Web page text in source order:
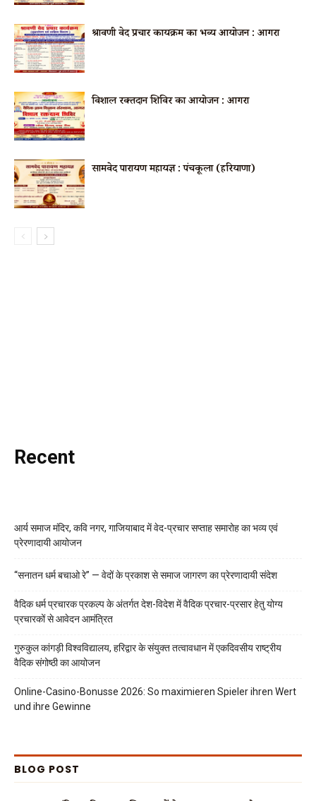
श्रावणी वेद प्रचार कार्यक्रम का भव्य आयोजन : आगरा
विशाल रक्तदान शिविर का आयोजन : आगरा
सामवेद पारायण महायज्ञ : पंचकूला (हरियाणा)
Recent
आर्य समाज मंदिर, कवि नगर, गाजियाबाद में वेद-प्रचार सप्ताह समारोह का भव्य एवं
प्रेरणादायी आयोजन
“सनातन धर्म बचाओ रे” — वेदों के प्रकाश से समाज जागरण का प्रेरणादायी संदेश
वैदिक धर्म प्रचारक प्रकल्प के अंतर्गत देश-विदेश में वैदिक प्रचार-प्रसार हेतु योग्य
प्रचारकों से आवेदन आमंत्रित
गुरुकुल कांगड़ी विश्वविद्यालय, हरिद्वार के संयुक्त तत्वावधान में एकदिवसीय राष्ट्रीय
वैदिक संगोष्ठी का आयोजन
Online-Casino-Bonusse 2026: So maximieren Spieler ihren Wert
und ihre Gewinne
BLOG POST